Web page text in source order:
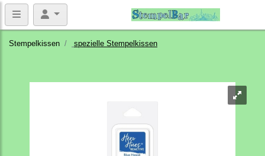
Stempelkissen spezielle Stempelkissen